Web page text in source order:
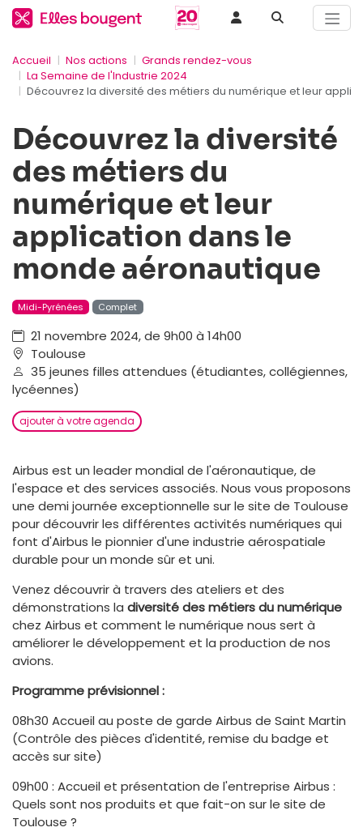
Accueil Nos actions
Grands rendez-vous
La Semaine de l'Industrie 2024
Découvrez la diversité des métiers du numérique et leur
Découvrez la diversité
des métiers du
numérique et leur
application dans le
monde aéronautique
Midi-Pyrénées Complet
21 novembre 2024, de 9h00 à 14h00
Toulouse
35 jeunes filles attendues (étudiantes, collégiennes,
lycéennes)
ajouter à votre agenda
Airbus est un leader mondial de l'aéronautique, de
l'espace et des services associés. Nous vous proposons
une demi journée exceptionnelle sur le site de Toulouse
pour découvrir les différentes activités numériques qui
font d'Airbus le pionnier d'une industrie aérospatiale
durable pour un monde sûr et uni.
Venez découvrir à travers des ateliers et des
démonstrations la diversité des métiers du numérique
chez Airbus et comment le numérique nous sert à
améliorer le développement et la production de nos
avions.
Programme prévisionnel :
08h30 Accueil au poste de garde Airbus de Saint Martin
(Contrôle des pièces d'identité, remise du badge et
accès sur site)
09h00 : Accueil et présentation de l'entreprise Airbus :
Quels sont nos produits et que fait-on sur le site de
Toulouse ?